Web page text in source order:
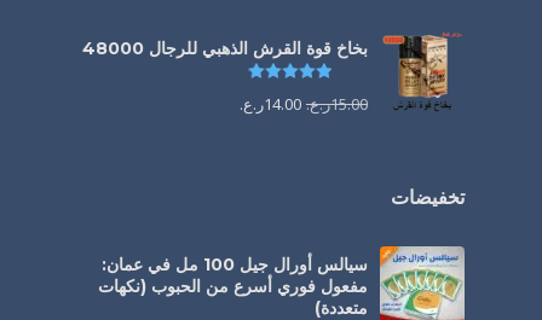
بخاخ قوة القرش الذهبي للرجال 48000
تم التقييم
15.00ر.ع. 14.00ر.ع.
تخفيضات
سيالس أورال جيل 100 مل في عمان:
مفعول فوري أسرع من الحبوب (نكهات
متعددة)